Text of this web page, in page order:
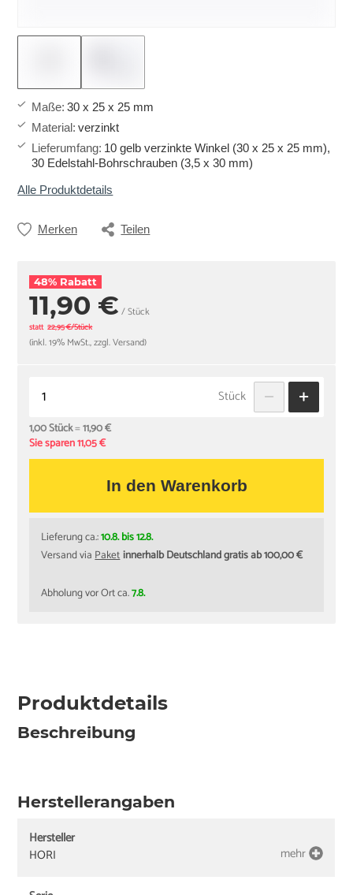
Maße: 30 x 25 x 25 mm
Material: verzinkt
Lieferumfang: 10 gelb verzinkte Winkel (30 x 25 x 25 mm),
30 Edelstahl-Bohrschrauben (3,5 x 30 mm)
Alle Produktdetails
Merken Teilen
48% Rabatt
11,90 € / Stück
statt 22,95 €/Stück
(inkl. 19% MwSt., zzgl. Versand)
Stück
1,00 Stück=11,90 €
Sie sparen 11,05 €
In den Warenkorb
Lieferung ca.:10.8. bis 12.8.
Versand viaPaketinnerhalb Deutschland gratis ab 100,00 €
Abholung vor Ort ca.7.8.
Produktdetails
Beschreibung
Herstellerangaben
Hersteller
HORI
mehr